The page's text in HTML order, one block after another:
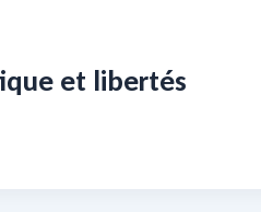
et libertés